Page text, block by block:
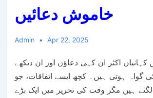
خاموش دعائیں
Admin Apr 22, 2025
اکثر ان کہی دعاؤں اور ان دیکھے
گواہ ہوتی ہیں۔ کچھ ایسے اتفاقات، جو
ہیں مگر وقت کی تحریر میں ایک بڑے